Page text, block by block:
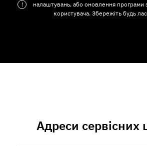
!
налаштувань, або оновлення програми
користувача. Збережіть будь
Адреси сервісних